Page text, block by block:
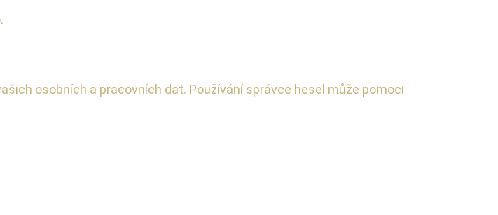
osobních a pracovních dat. Používání správce hesel může pomoci